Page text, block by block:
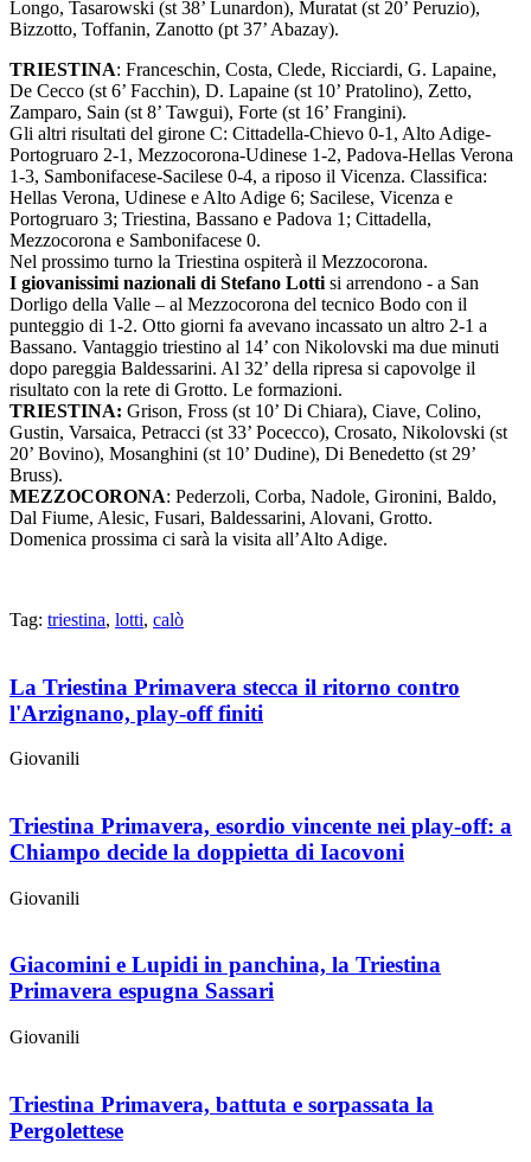
Longo, Tasarowski (st 38’ Lunardon), Muratat (st 20’ Peruzio),
Bizzotto, Toffanin, Zanotto (pt 37’ Abazay).
TRIESTINA: Franceschin, Costa, Clede, Ricciardi, G. Lapaine,
De Cecco (st 6’ Facchin), D. Lapaine (st 10’ Pratolino), Zetto,
Zamparo, Sain (st 8’ Tawgui), Forte (st 16’ Frangini).
Gli altri risultati del girone C: Cittadella-Chievo 0-1, Alto Adige-
Portogruaro 2-1, Mezzocorona-Udinese 1-2, Padova-Hellas Verona
1-3, Sambonifacese-Sacilese 0-4, a riposo il Vicenza. Classifica:
Hellas Verona, Udinese e Alto Adige 6; Sacilese, Vicenza e
Portogruaro 3; Triestina, Bassano e Padova 1; Cittadella,
Mezzocorona e Sambonifacese 0.
Nel prossimo turno la Triestina ospiterà il Mezzocorona.
I giovanissimi nazionali di Stefano Lotti si arrendono - a San
Dorligo della Valle – al Mezzocorona del tecnico Bodo con il
punteggio di 1-2. Otto giorni fa avevano incassato un altro 2-1 a
Bassano. Vantaggio triestino al 14’ con Nikolovski ma due minuti
dopo pareggia Baldessarini. Al 32’ della ripresa si capovolge il
risultato con la rete di Grotto. Le formazioni.
TRIESTINA: Grison, Fross (st 10’ Di Chiara), Ciave, Colino,
Gustin, Varsaica, Petracci (st 33’ Pocecco), Crosato, Nikolovski (st
20’ Bovino), Mosanghini (st 10’ Dudine), Di Benedetto (st 29’
Bruss).
MEZZOCORONA: Pederzoli, Corba, Nadole, Gironini, Baldo,
Dal Fiume, Alesic, Fusari, Baldessarini, Alovani, Grotto.
Domenica prossima ci sarà la visita all’Alto Adige.
Tag: triestina, lotti, calò
La Triestina Primavera stecca il ritorno contro
l'Arzignano, play-off finiti
Giovanili
Triestina Primavera, esordio vincente nei play-off: a
Chiampo decide la doppietta di Iacovoni
Giovanili
Giacomini e Lupidi in panchina, la Triestina
Primavera espugna Sassari
Giovanili
Triestina Primavera, battuta e sorpassata la
Pergolettese